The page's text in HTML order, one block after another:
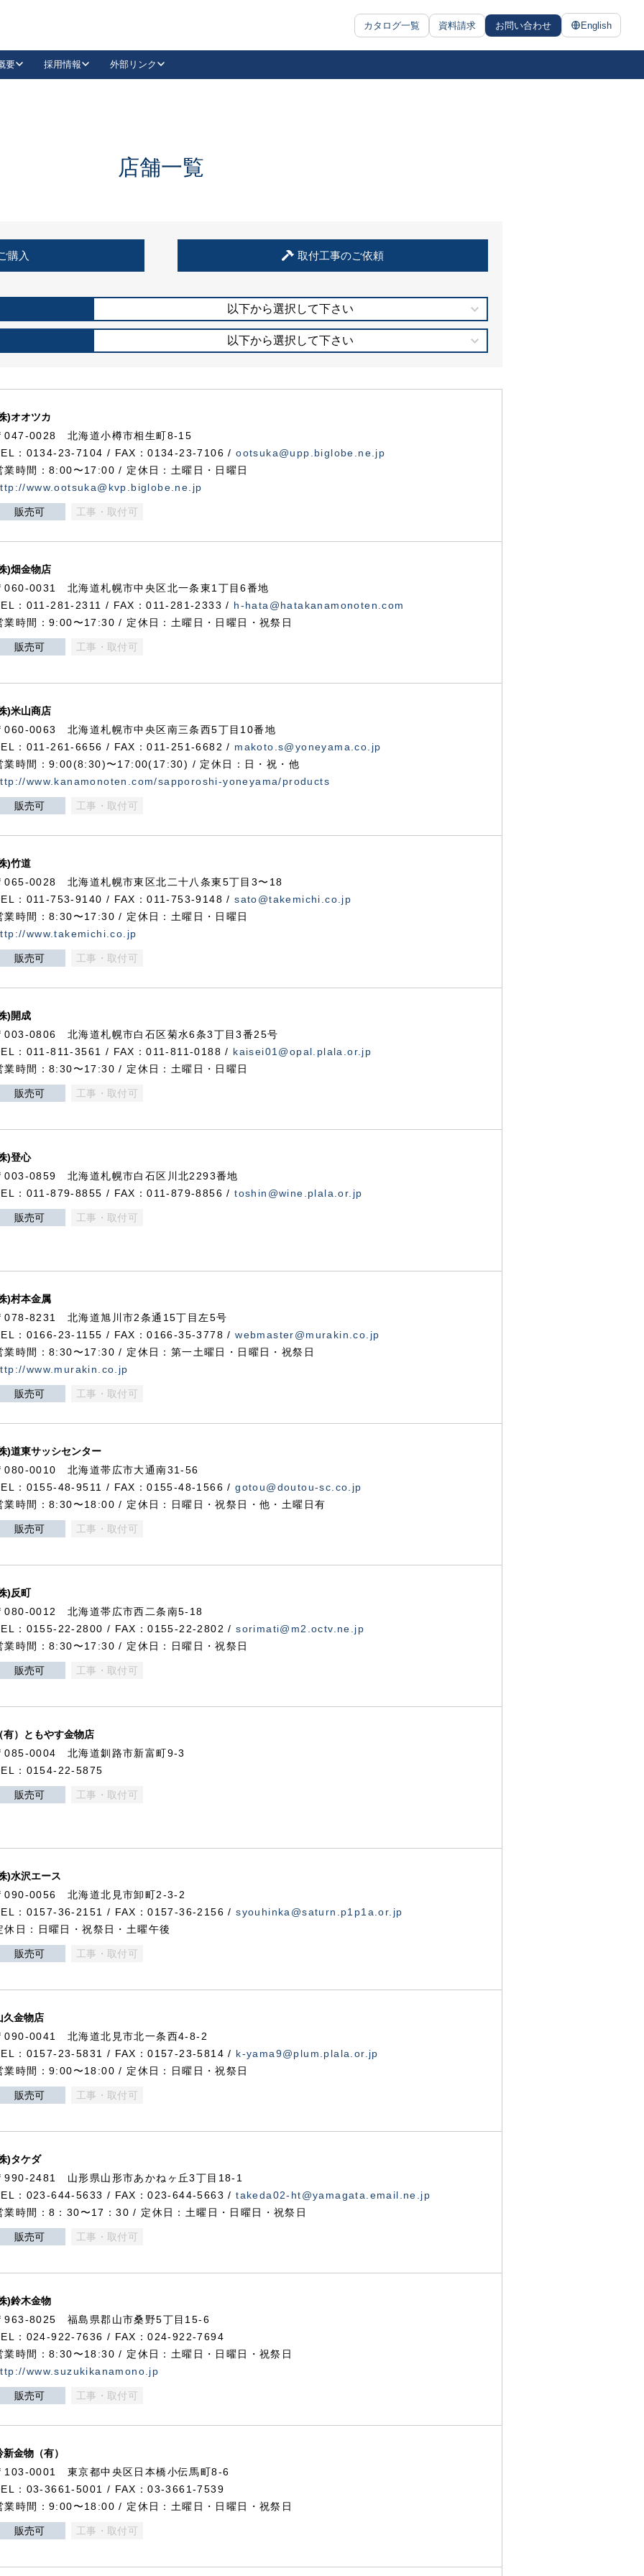
カタログ一覧 資料請求 お問い合わせ English
抗ウイルス・抗菌製品
要 採用情報 外部リンク
LinkedIn
住宅使用部材標準化推進協議会
店舗一覧
購入 取付工事のご依頼
以下から選択して下さい
以下から選択して下さい
)オオツカ
047-0028 北海道小樽市相生町8-15
：0134-23-7104 / FAX：0134-23-7106 /ootsuka@upp.biglobe.ne.jp
業時間：8:00〜17:00 / 定休日：土曜日・日曜日
www.ootsuka@kvp.biglobe.ne.jp
販売可 工事・取付可
)畑金物店
060-0031 北海道札幌市中央区北一条東1丁目6番地
：011-281-2311 / FAX：011-281-2333 / h-hata@hatakanamonoten.com
業時間：9:00〜17:30 / 定休日：土曜日・日曜日・祝祭日
販売可 工事・取付可
)米山商店
060-0063 北海道札幌市中央区南三条西5丁目10番地
：011-261-6656 / FAX：011-251-6682 / makoto.s@yoneyama.co.jp
業時間：9:00(8:30)〜17:00(17:30) / 定休日：日・祝・他
www.kanamonoten.com/sapporoshi-yoneyama/products
販売可 工事・取付可
)竹道
065-0028 北海道札幌市東区北二十八条東5丁目3〜18
：011-753-9140 / FAX：011-753-9148 /sato@takemichi.co.jp
業時間：8:30〜17:30 / 定休日：土曜日・日曜日
www.takemichi.co.jp
販売可 工事・取付可
)開成
003-0806 北海道札幌市白石区菊水6条3丁目3番25号
：011-811-3561 / FAX：011-811-0188 / kaisei01@opal.plala.or.jp
業時間：8:30〜17:30 / 定休日：土曜日・日曜日
販売可 工事・取付可
)登心
003-0859 北海道札幌市白石区川北2293番地
：011-879-8855 / FAX：011-879-8856 /toshin@wine.plala.or.jp
販売可 工事・取付可
)村本金属
078-8231 北海道旭川市2条通15丁目左5号
：0166-23-1155 / FAX：0166-35-3778 /webmaster@murakin.co.jp
業時間：8:30〜17:30 / 定休日：第一土曜日・日曜日・祝祭日
www.murakin.co.jp
販売可 工事・取付可
)道東サッシセンター
080-0010 北海道帯広市大通南31-56
：0155-48-9511 / FAX：0155-48-1566 /gotou@doutou-sc.co.jp
業時間：8:30〜18:00 / 定休日：日曜日・祝祭日・他・土曜日有
販売可 工事・取付可
)反町
080-0012 北海道帯広市西二条南5-18
：0155-22-2800 / FAX：0155-22-2802 /sorimati@m2.octv.ne.jp
業時間：8:30〜17:30 / 定休日：日曜日・祝祭日
販売可 工事・取付可
有）ともやす金物店
085-0004 北海道釧路市新富町9-3
：0154-22-5875
販売可 工事・取付可
)水沢エース
090-0056 北海道北見市卸町2-3-2
：0157-36-2151 / FAX：0157-36-2156 /syouhinka@saturn.p1p1a.or.jp
休日：日曜日・祝祭日・土曜午後
販売可 工事・取付可
久金物店
090-0041 北海道北見市北一条西4-8-2
：0157-23-5831 / FAX：0157-23-5814 / k-yama9@plum.plala.or.jp
業時間：9:00〜18:00 / 定休日：日曜日・祝祭日
販売可 工事・取付可
)タケダ
990-2481 山形県山形市あかねヶ丘3丁目18-1
：023-644-5633 / FAX：023-644-5663 /takeda02-ht@yamagata.email.ne.jp
業時間：8：30〜17：30 / 定休日：土曜日・日曜日・祝祭日
販売可 工事・取付可
)鈴木金物
963-8025 福島県郡山市桑野5丁目15-6
：024-922-7636 / FAX：024-922-7694
業時間：8:30〜18:30 / 定休日：土曜日・日曜日・祝祭日
www.suzukikanamono.jp
販売可 工事・取付可
新金物（有）
103-0001 東京都中央区日本橋小伝馬町8-6
：03-3661-5001 / FAX：03-3661-7539
業時間：9:00〜18:00 / 定休日：土曜日・日曜日・祝祭日
販売可 工事・取付可